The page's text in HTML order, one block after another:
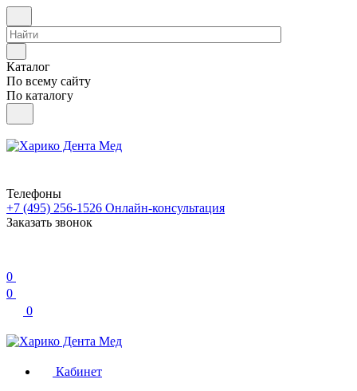
Каталог
По всему сайту
По каталогу
Телефоны
+7 (495) 256-1526 Онлайн-консультация
Заказать звонок
0
0
0
Кабинет